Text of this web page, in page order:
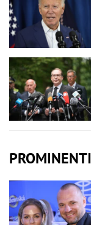
PROMINENTI